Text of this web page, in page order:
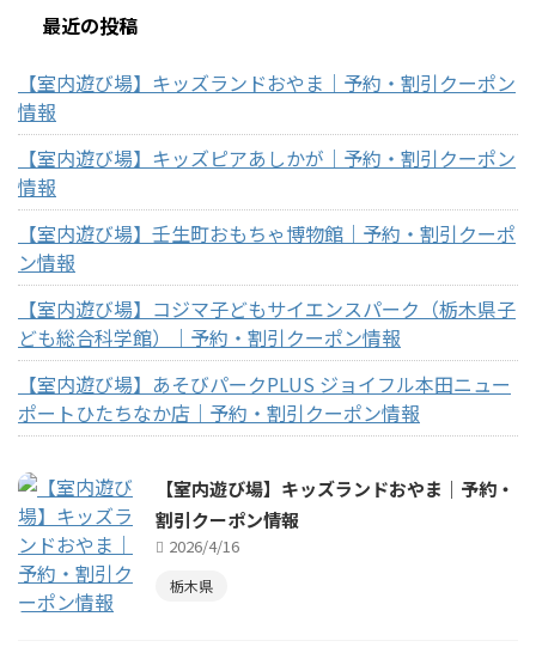
最近の投稿
【室内遊び場】キッズランドおやま｜予約・割引クーポン
情報
【室内遊び場】キッズピアあしかが｜予約・割引クーポン
情報
【室内遊び場】壬生町おもちゃ博物館｜予約・割引クーポ
ン情報
【室内遊び場】コジマ子どもサイエンスパーク（栃木県子
ども総合科学館）｜予約・割引クーポン情報
【室内遊び場】あそびパークPLUS ジョイフル本田ニュー
ポートひたちなか店｜予約・割引クーポン情報
【室内遊び場】キッズランドおやま｜予約・
割引クーポン情報
2026/4/16
栃木県